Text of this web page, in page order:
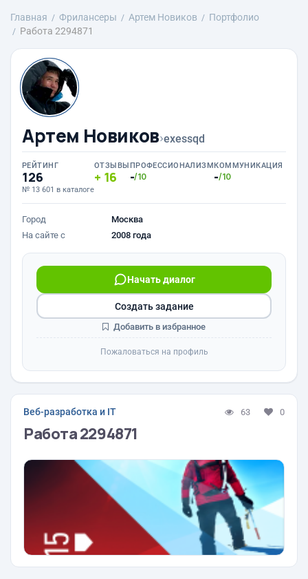
Главная Фрилансеры Артем Новиков
Портфолио
Работа 2294871
Артем Новиков›exessqd
РЕЙТИНГ
126
№ 13 601 в каталоге
ОТЗЫВЫ
16
ПРОФЕССИОНАЛИЗМ
-/10
КОММУНИКАЦИЯ
-/10
Город
Москва
На сайте с
2008 года
Начать диалог
Создать задание
Добавить в избранное
Пожаловаться на профиль
Веб-разработка и IT 63 0
Работа 2294871